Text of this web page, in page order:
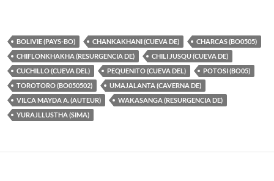
BOLIVIE (PAYS-BO) CHANKAKHANI (CUEVA DE)
CHARCAS (BO0505)
CHIFLONKHAKHA (RESURGENCIA DE)
CHILI JUSQU (CUEVA DE)
CUCHILLO (CUEVA DEL)
PEQUENITO (CUEVA DEL)
POTOSI (BO05)
TOROTORO (BO050502)
UMAJALANTA (CAVERNA DE)
VILCA MAYDA A. (AUTEUR)
WAKASANGA (RESURGENCIA DE)
YURAJLLUSTHA (SIMA)